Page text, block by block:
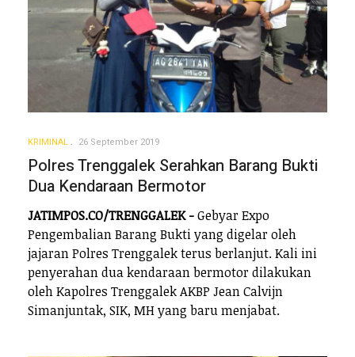
KRIMINAL 26 September 2019
Polres Trenggalek Serahkan Barang Bukti
Dua Kendaraan Bermotor
JATIMPOS.CO/TRENGGALEK -Gebyar Expo
Pengembalian Barang Bukti yang digelar oleh
jajaran Polres Trenggalek terus berlanjut. Kali ini
penyerahan dua kendaraan bermotor dilakukan
oleh Kapolres Trenggalek AKBP Jean Calvijn
Simanjuntak, SIK, MH yang baru menjabat.